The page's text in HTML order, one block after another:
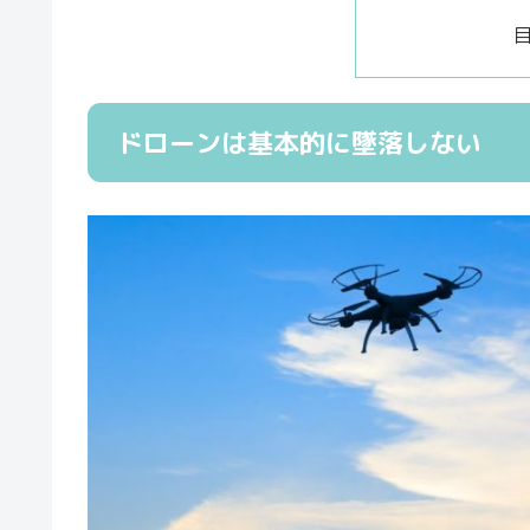
ドローンは基本的に墜落しない